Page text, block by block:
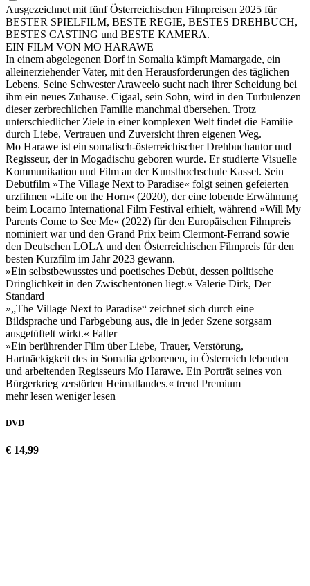
Ausgezeichnet mit fünf Österreichischen Filmpreisen 2025 für
BESTER SPIELFILM, BESTE REGIE, BESTES DREHBUCH,
BESTES CASTING und BESTE KAMERA.
EIN FILM VON MO HARAWE
In einem abgelegenen Dorf in Somalia kämpft Mamargade, ein
alleinerziehender Vater, mit den Herausforderungen des täglichen
Lebens. Seine Schwester Araweelo sucht nach ihrer Scheidung bei
ihm ein neues Zuhause. Cigaal, sein Sohn, wird in den Turbulenzen
dieser zerbrechlichen Familie manchmal übersehen. Trotz
unterschiedlicher Ziele in einer komplexen Welt findet die Familie
durch Liebe, Vertrauen und Zuversicht ihren eigenen Weg.
Mo Harawe ist ein somalisch-österreichischer Drehbuchautor und
Regisseur, der in Mogadischu geboren wurde. Er studierte Visuelle
Kommunikation und Film an der Kunsthochschule Kassel. Sein
Debütfilm »The Village Next to Paradise« folgt seinen gefeierten
urzfilmen »Life on the Horn« (2020), der eine lobende Erwähnung
beim Locarno International Film Festival erhielt, während »Will My
Parents Come to See Me« (2022) für den Europäischen Filmpreis
nominiert war und den Grand Prix beim Clermont-Ferrand sowie
den Deutschen LOLA und den Österreichischen Filmpreis für den
besten Kurzfilm im Jahr 2023 gewann.
»Ein selbstbewusstes und poetisches Debüt, dessen politische
Dringlichkeit in den Zwischentönen liegt.« Valerie Dirk, Der
Standard
»„The Village Next to Paradise“ zeichnet sich durch eine
Bildsprache und Farbgebung aus, die in jeder Szene sorgsam
ausgetüftelt wirkt.« Falter
»Ein berührender Film über Liebe, Trauer, Verstörung,
Hartnäckigkeit des in Somalia geborenen, in Österreich lebenden
und arbeitenden Regisseurs Mo Harawe. Ein Porträt seines von
Bürgerkrieg zerstörten Heimatlandes.« trend Premium
mehr lesen weniger lesen
DVD
€ 14,99